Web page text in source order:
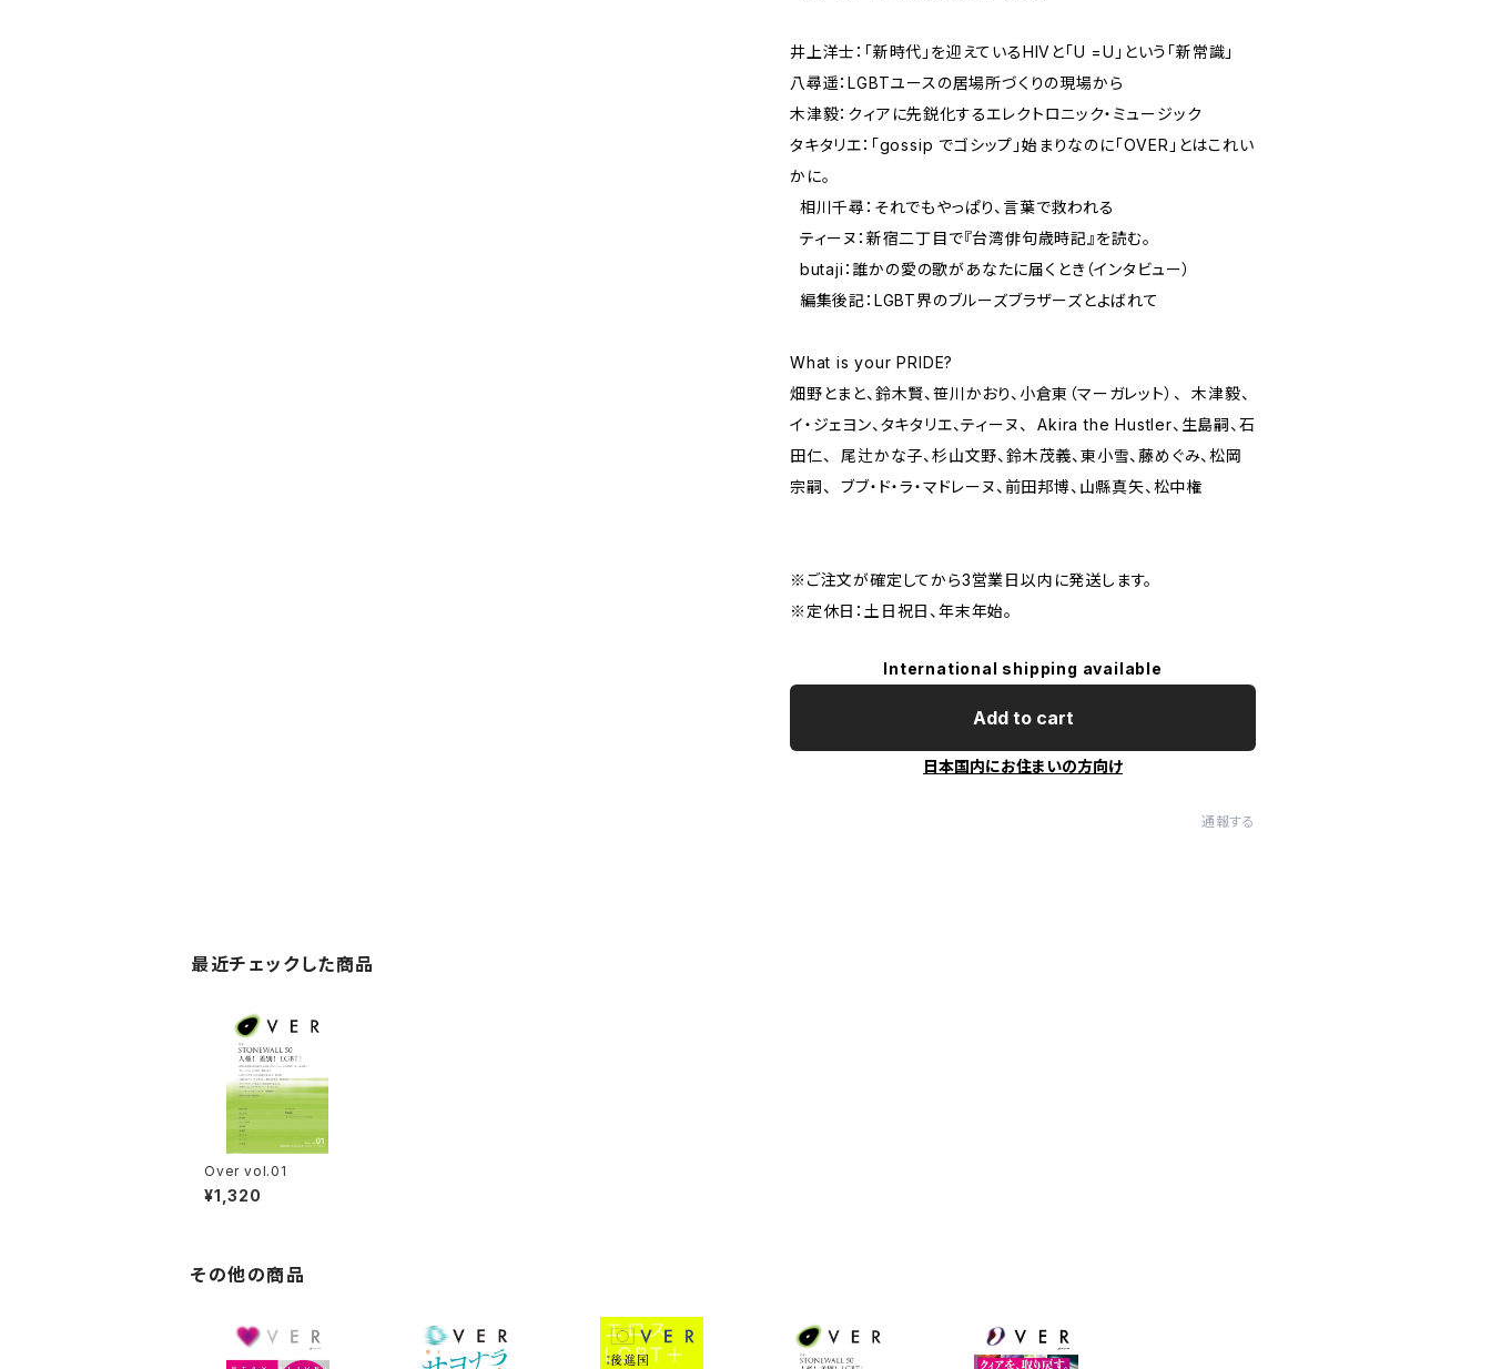
井上洋士：「新時代」を迎えているHIVと「U =U」という「新常識」
八尋遥：LGBTユースの居場所づくりの現場から
木津毅：クィアに先鋭化するエレクトロニック・ミュージック
タキタリエ：「gossip でゴシップ」始まりなのに「OVER」とはこれい
かに。
相川千尋：それでもやっぱり、言葉で救われる
ティーヌ：新宿二丁目で『台湾俳句歳時記』を読む。
butaji：誰かの愛の歌があなたに届くとき（インタビュー）
編集後記：LGBT界のブルーズブラザーズとよばれて
What is your PRIDE?
畑野とまと、鈴木賢、笹川かおり、小倉東（マーガレット）、 木津毅、
イ・ジェヨン、タキタリエ、ティーヌ、 Akira the Hustler、生島嗣、石
田仁、 尾辻かな子、杉山文野、鈴木茂義、東小雪、藤めぐみ、松岡
宗嗣、 ブブ・ド・ラ・マドレーヌ、前田邦博、山縣真矢、松中権
※ご注文が確定してから3営業日以内に発送します。
※定休日：土日祝日、年末年始。
International shipping available
Add to cart
日本国内にお住まいの方向け
通報する
最近チェックした商品
Over vol.01
¥1,320
その他の商品